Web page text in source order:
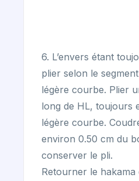
6. L’envers étant
plier selon le
légère courbe. Plier
long de HL, toujours
légère courbe.
environ 0.50 cm du
conserver le pli.
Retourner le